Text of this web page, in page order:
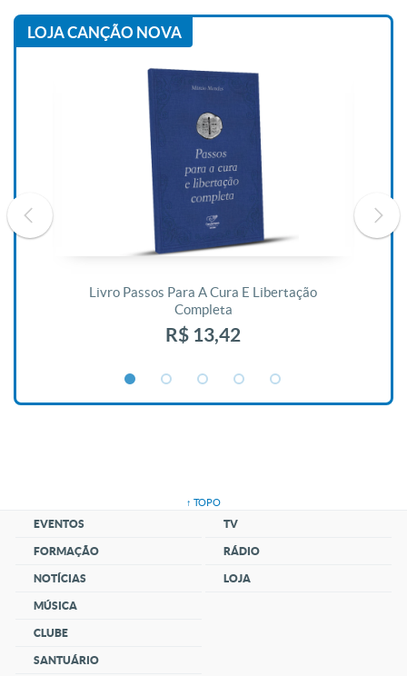
LOJA CANÇÃO NOVA
Livro Passos Para A Cura E Libertação
Completa
R$ 13,42
↑ TOPO
EVENTOS
FORMAÇÃO
NOTÍCIAS
MÚSICA
CLUBE
SANTUÁRIO
TV
RÁDIO
LOJA